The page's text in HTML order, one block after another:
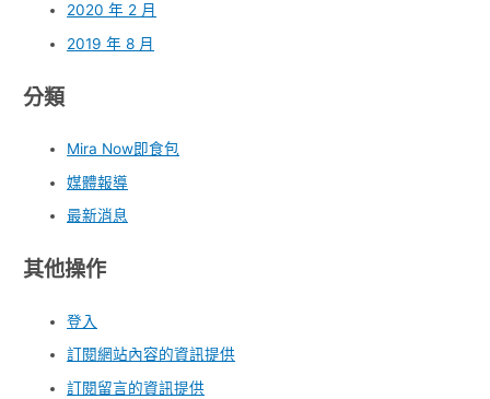
2020 年 2 月
2019 年 8 月
分類
Mira Now即食包
媒體報導
最新消息
其他操作
登入
訂閱網站內容的資訊提供
訂閱留言的資訊提供